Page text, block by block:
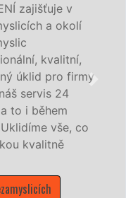
nabízíme
státní